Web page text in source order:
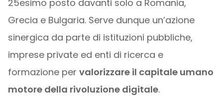
25esimo posto davanti solo a Romania,
Grecia e Bulgaria. Serve dunque un’azione
sinergica da parte di istituzioni pubbliche,
imprese private ed enti di ricerca e
formazione per valorizzare il capitale umano
motore della rivoluzione digitale.